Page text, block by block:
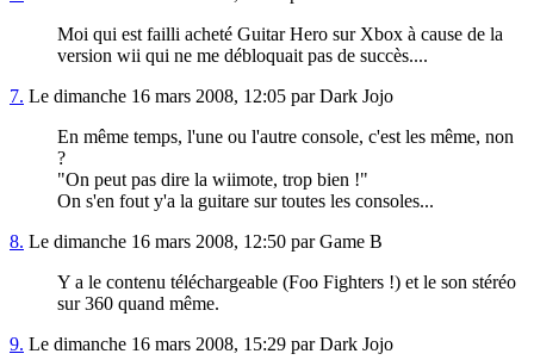
Moi qui est failli acheté Guitar Hero sur Xbox à cause de la
version wii qui ne me débloquait pas de succès....
7. Le dimanche 16 mars 2008, 12:05 par Dark Jojo
En même temps, l'une ou l'autre console, c'est les même, non
?
"On peut pas dire la wiimote, trop bien !"
On s'en fout y'a la guitare sur toutes les consoles...
8. Le dimanche 16 mars 2008, 12:50 par Game B
Y a le contenu téléchargeable (Foo Fighters !) et le son stéréo
sur 360 quand même.
9. Le dimanche 16 mars 2008, 15:29 par Dark Jojo